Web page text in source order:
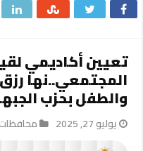
تعيين أكاديمي
المجتمعي..نها
والطفل بحزب
يوليو 27, 2025 محافظات